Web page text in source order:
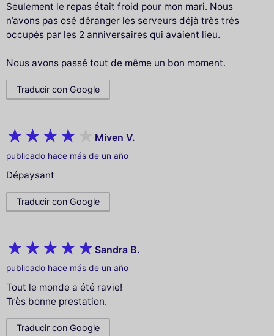
Seulement le repas était froid pour mon mari. Nous
n’avons pas osé déranger les serveurs déjà très très
occupés par les 2 anniversaires qui avaient lieu.
Nous avons passé tout de même un bon moment.
Traducir con Google
Miven V.
publicado hace más de un año
Dépaysant
Traducir con Google
Sandra B.
publicado hace más de un año
Tout le monde a été ravie!
Très bonne prestation.
Traducir con Google